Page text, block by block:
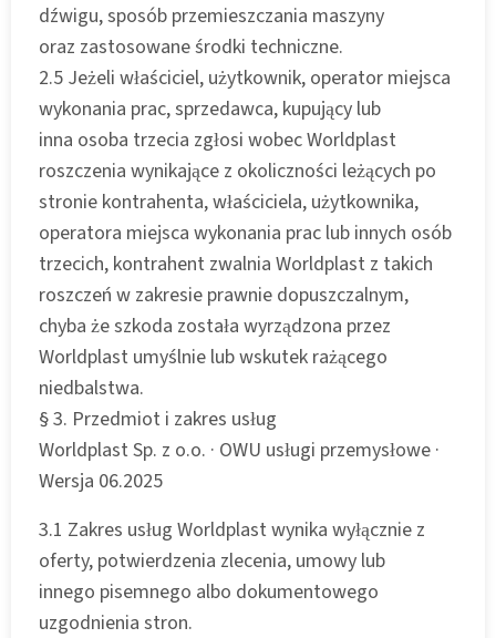
dźwigu, sposób przemieszczania maszyny
oraz zastosowane środki techniczne.
2.5 Jeżeli właściciel, użytkownik, operator miejsca
wykonania prac, sprzedawca, kupujący lub
inna osoba trzecia zgłosi wobec Worldplast
roszczenia wynikające z okoliczności leżących po
stronie kontrahenta, właściciela, użytkownika,
operatora miejsca wykonania prac lub innych osób
trzecich, kontrahent zwalnia Worldplast z takich
roszczeń w zakresie prawnie dopuszczalnym,
chyba że szkoda została wyrządzona przez
Worldplast umyślnie lub wskutek rażącego
niedbalstwa.
§ 3. Przedmiot i zakres usług
Worldplast Sp. z o.o. · OWU usługi przemysłowe ·
Wersja 06.2025
3.1 Zakres usług Worldplast wynika wyłącznie z
oferty, potwierdzenia zlecenia, umowy lub
innego pisemnego albo dokumentowego
uzgodnienia stron.